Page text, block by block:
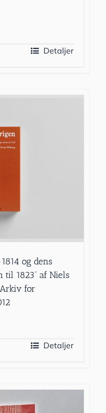
Detaljer
og dens
1823” af Niels
for
Detaljer